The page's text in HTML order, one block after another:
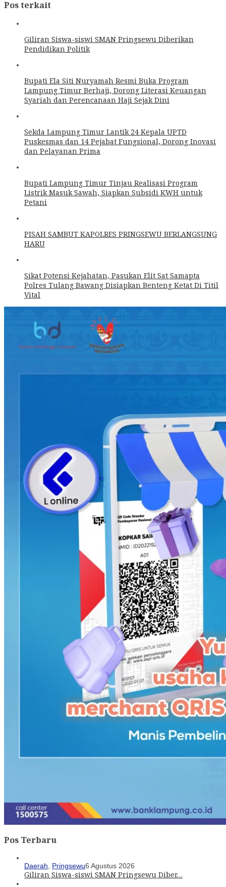
Pos terkait
Giliran Siswa-siswi SMAN Pringsewu Diberikan
Pendidikan Politik
Bupati Ela Siti Nuryamah Resmi Buka Program
Lampung Timur Berhaji, Dorong Literasi Keuangan
Syariah dan Perencanaan Haji Sejak Dini
Sekda Lampung Timur Lantik 24 Kepala UPTD
Puskesmas dan 14 Pejabat Fungsional, Dorong Inovasi
dan Pelayanan Prima
Bupati Lampung Timur Tinjau Realisasi Program
Listrik Masuk Sawah, Siapkan Subsidi KWH untuk
Petani
PISAH SAMBUT KAPOLRES PRINGSEWU BERLANGSUNG
HARU
Sikat Potensi Kejahatan, Pasukan Elit Sat Samapta
Polres Tulang Bawang Disiapkan Benteng Ketat Di Titil
Vital
Pos Terbaru
Daerah, Pringsewu6 Agustus 2026
Giliran Siswa-siswi SMAN Pringsewu Diber…